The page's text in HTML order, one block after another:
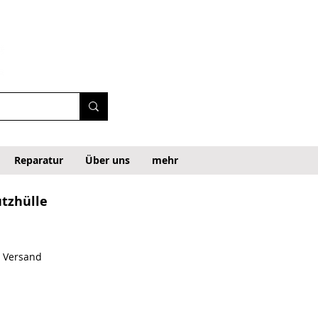
Reparatur Über uns mehr
Versand